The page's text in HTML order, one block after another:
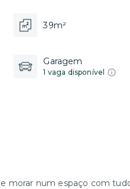
39m²
Garagem
1 vaga disponível
morar num espaço com